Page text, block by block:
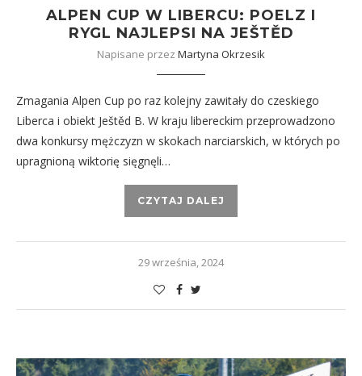
ALPEN CUP W LIBERCU: POELZ I
RYGL NAJLEPSI NA JEŠTĚD
Napisane przez Martyna Okrzesik
Zmagania Alpen Cup po raz kolejny zawitały do czeskiego
Liberca i obiekt Ještěd B. W kraju libereckim przeprowadzono
dwa konkursy mężczyzn w skokach narciarskich, w których po
upragnioną wiktorię sięgnęli…
CZYTAJ DALEJ
29 września, 2024